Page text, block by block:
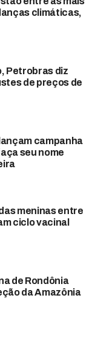
climáticas,
Petrobras diz
de preços de
campanha
seu nome
meninas entre
ciclo vacinal
de Rondônia
da Amazônia